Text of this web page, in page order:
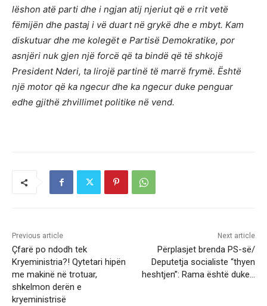
lëshon atë parti dhe i ngjan atij njeriut që e rrit vetë
fëmijën dhe pastaj i vë duart në grykë dhe e mbyt. Kam
diskutuar dhe me kolegët e Partisë Demokratike, por
asnjëri nuk gjen një forcë që ta bindë që të shkojë
President Nderi, ta lirojë partinë të marrë frymë. Është
një motor që ka ngecur dhe ka ngecur duke penguar
edhe gjithë zhvillimet politike në vend.
Previous article
Çfarë po ndodh tek
Kryeministria?! Qytetari hipën
me makinë në trotuar,
shkelmon derën e
kryeministrisë
Next article
Përplasjet brenda PS-së/
Deputetja socialiste “thyen
heshtjen”: Rama është duke…